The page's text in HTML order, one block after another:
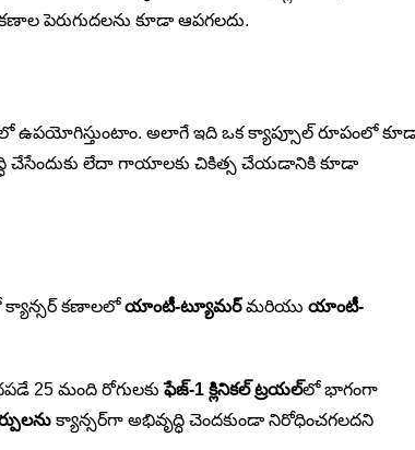
పెరుగుదలను కూడా ఆపగలదు.
ఉపయోగిస్తుంటాం. అలాగే ఇది ఒక క్యాప్సూల్ రూపంలో
చేసేందుకు లేదా గాయాలకు చికిత్స చేయడానికి కూడా
క్యాన్సర్ కణాలలోయాంటీ-ట్యూమర్మరియు యాంటీ-
25 మంది రోగులకుఫేజ్-1 క్లినికల్ ట్రయల్‌లో భాగంగా
క్యాన్సర్‌గా అభివృద్ధి చెందకుండా నిరోధించగలదని